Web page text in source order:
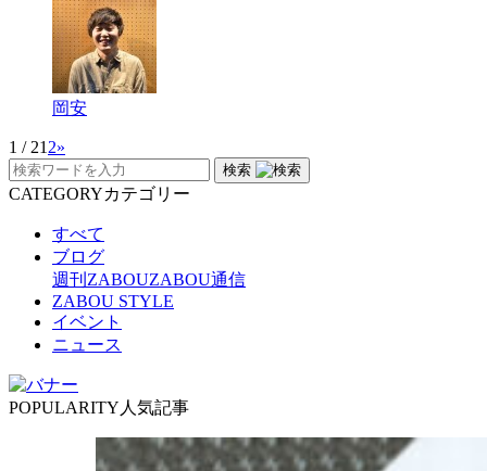
岡安
1 / 21 2»
検索
CATEGORYカテゴリー
すべて
ブログ
週刊ZABOUZABOU通信
ZABOU STYLE
イベント
ニュース
POPULARITY 人気記事